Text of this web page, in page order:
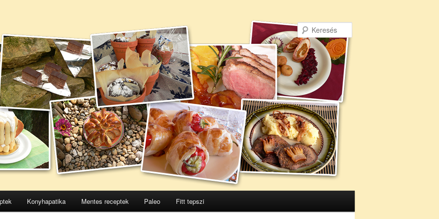
Konyhapatika Mentes receptek Paleo Fitt tepszi